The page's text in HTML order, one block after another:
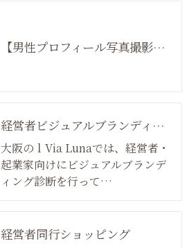
【男性プロフィール写真撮影】 未来先取り★ネクストステージプロジェクト （ブランディング付）
経営者ビジュアルブランディング診断
大阪のｌVia Lunaでは、経営者・
起業家向けにビジュアルブランデ
ィング診断を行って…
経営者同行ショッピング